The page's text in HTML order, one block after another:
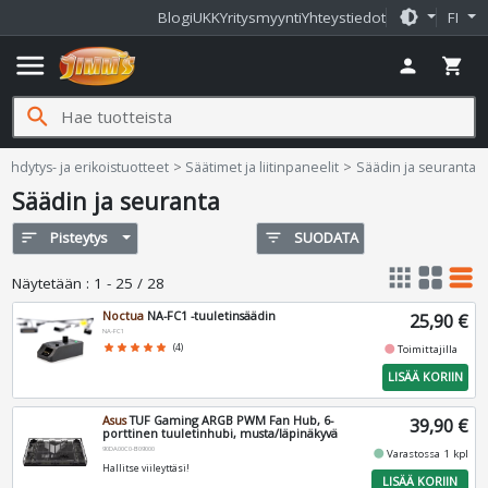
BlogiUKKYritysmyyntiYhteystiedot brightness_medium FI
menu person shopping_cart
search
ja erikoistuotteet Säätimet ja liitinpaneelit Säädin ja seuranta
Säädin ja seuranta
sort Pisteytys filter_list SUODATA
Näytetään : 1 - 25 / 28 apps grid_view table_rows
Noctua NA-FC1 -tuuletinsäädin
NA-FC1
star star star star star (4)
25,90 €
fiber_manual_recordToimittajilla
LISÄÄ KORIIN
AsusTUF Gaming ARGB PWM Fan Hub, 6-
porttinen tuuletinhubi, musta/läpinäkyvä
90DA00C0-B09000
Hallitse viileyttäsi!
39,90 €
fiber_manual_recordVarastossa 1 kpl
LISÄÄ KORIIN